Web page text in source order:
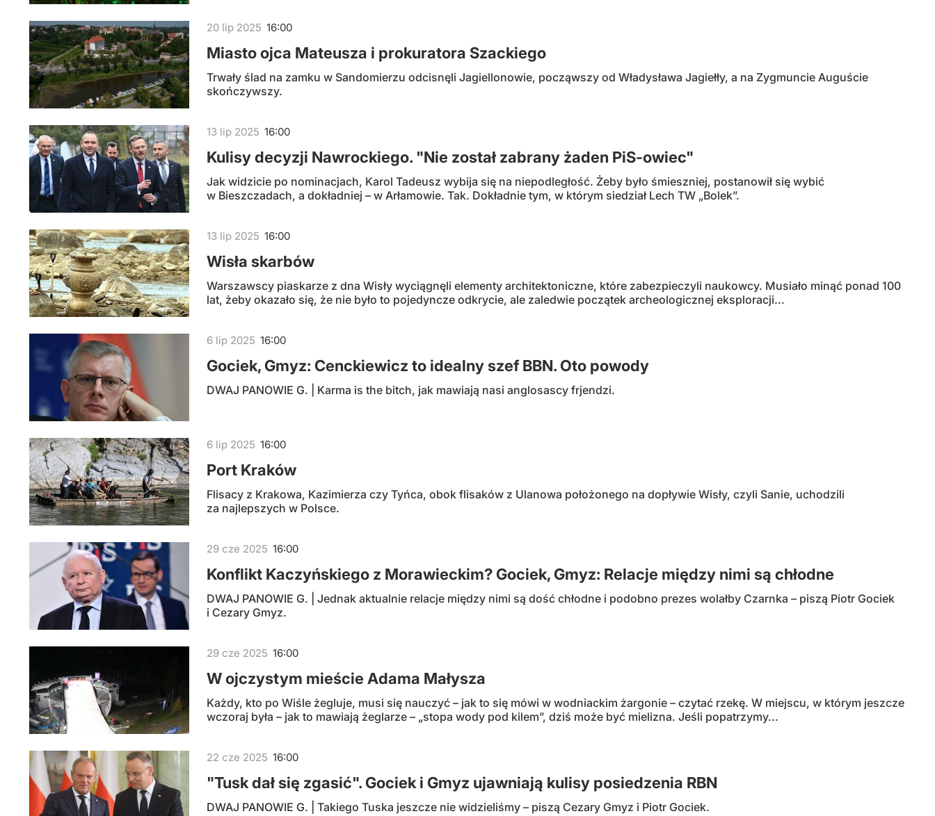
Miasto ojca Mateusza i prokuratora Szackiego
Trwały ślad na zamku w Sandomierzu odcisnęli Jagiellonowie, począwszy od Władysława Jagiełły, a na Zygmuncie Auguście
skończywszy.
20 lip 2025 16:00
Kulisy decyzji Nawrockiego. "Nie został zabrany żaden PiS-owiec"
Jak widzicie po nominacjach, Karol Tadeusz wybija się na niepodległość. Żeby było śmieszniej, postanowił się wybić
w Bieszczadach, a dokładniej – w Arłamowie. Tak. Dokładnie tym, w którym siedział Lech TW „Bolek”.
13 lip 2025 16:00
Wisła skarbów
Warszawscy piaskarze z dna Wisły wyciągnęli elementy architektoniczne, które zabezpieczyli naukowcy. Musiało minąć ponad 100
lat, żeby okazało się, że nie było to pojedyncze odkrycie, ale zaledwie początek archeologicznej eksploracji...
13 lip 2025 16:00
Gociek, Gmyz: Cenckiewicz to idealny szef BBN. Oto powody
DWAJ PANOWIE G. | Karma is the bitch, jak mawiają nasi anglosascy frjendzi.
6 lip 2025 16:00
Port Kraków
Flisacy z Krakowa, Kazimierza czy Tyńca, obok flisaków z Ulanowa położonego na dopływie Wisły, czyli Sanie, uchodzili
za najlepszych w Polsce.
6 lip 2025 16:00
Konflikt Kaczyńskiego z Morawieckim? Gociek, Gmyz: Relacje między nimi są chłodne
DWAJ PANOWIE G. | Jednak aktualnie relacje między nimi są dość chłodne i podobno prezes wolałby Czarnka – piszą Piotr Gociek
i Cezary Gmyz.
29 cze 2025 16:00
W ojczystym mieście Adama Małysza
Każdy, kto po Wiśle żegluje, musi się nauczyć – jak to się mówi w wodniackim żargonie – czytać rzekę. W miejscu, w którym jeszcze
wczoraj była – jak to mawiają żeglarze – „stopa wody pod kilem”, dziś może być mielizna. Jeśli popatrzymy...
29 cze 2025 16:00
"Tusk dał się zgasić". Gociek i Gmyz ujawniają kulisy posiedzenia RBN
DWAJ PANOWIE G. | Takiego Tuska jeszcze nie widzieliśmy – piszą Cezary Gmyz i Piotr Gociek.
22 cze 2025 16:00